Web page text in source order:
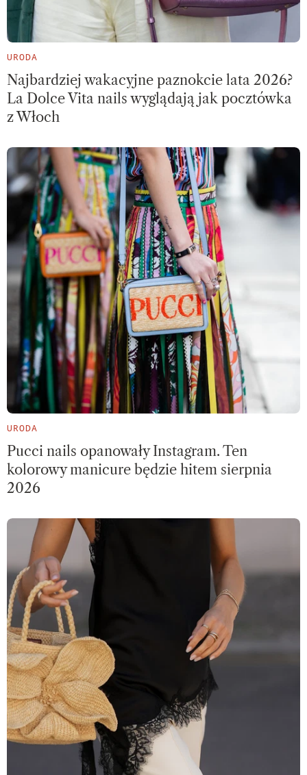
URODA
Najbardziej wakacyjne paznokcie lata 2026?
La Dolce Vita nails wyglądają jak pocztówka
z Włoch
URODA
Pucci nails opanowały Instagram. Ten
kolorowy manicure będzie hitem sierpnia
2026